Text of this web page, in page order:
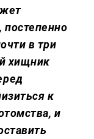
постепенно
в три
хищник
к
и